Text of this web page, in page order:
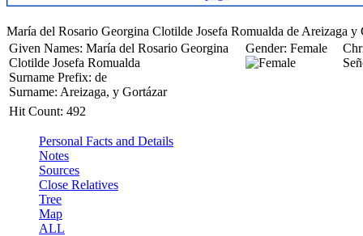
María del Rosario
Given Names: María del Rosario Georgina
Clotilde Josefa Romualda
Surname Prefix: de
Surname: Areizaga, y Gortázar
Gender: Female
Hit Count: 492
Personal Facts and Details
Notes
Sources
Close Relatives
Tree
Map
ALL